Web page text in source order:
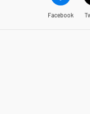
Facebook